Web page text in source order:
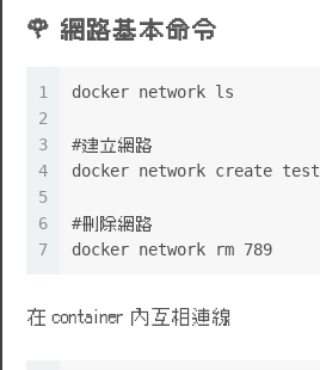
網路基本命令
1
2
3
4
5
6
7
docker network ls
#建立網路
docker network create test
#刪除網路
docker network rm 789
在 container 內互相連線